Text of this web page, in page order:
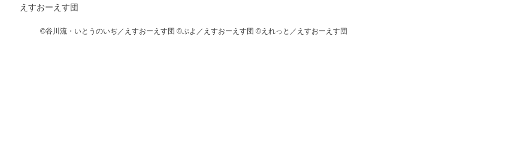
えすおーえす団
©谷川流・いとうのいぢ／えすおーえす団 ©ぷよ／えすおーえす団 ©えれっと／えすおーえす団